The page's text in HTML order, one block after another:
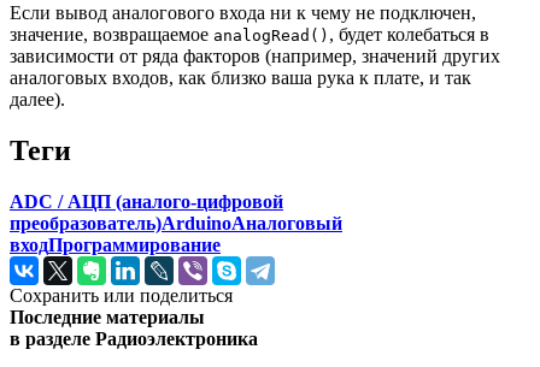
Если вывод аналогового входа ни к чему не подключен,
значение, возвращаемое analogRead() , будет колебаться в
зависимости от ряда факторов (например, значений других
аналоговых входов, как близко ваша рука к плате, и так
далее).
Теги
ADC / АЦП (аналого-цифровой
преобразователь)ArduinoАналоговый
входПрограммирование
Сохранить или поделиться
Последние материалы
в разделе Радиоэлектроника